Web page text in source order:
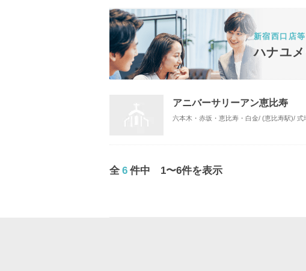
新宿西口店
ハナユ
アニバーサリーアン恵比寿
六本木・赤坂・恵比寿・白金/ (恵比寿駅)/ 式
全 6 件中 1〜6件を表示